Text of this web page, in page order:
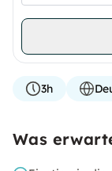
3h
Was